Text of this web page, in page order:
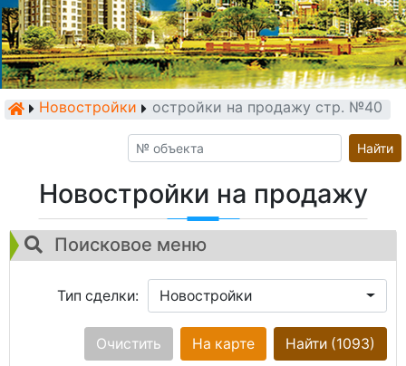
НовостройкиНовостройки на продажу стр. №40
Найти
Новостройки на продажу
Поисковое меню
Тип сделки: Новостройки
Город: Ничего не выбраноНайти (1093)
На карте
Очистить